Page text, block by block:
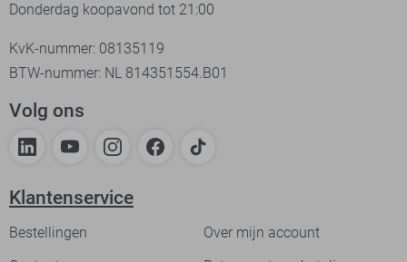
Donderdag koopavond tot 21:00
KvK-nummer: 08135119
BTW-nummer: NL 814351554.B01
Volg ons
Klantenservice
Bestellingen
Over mijn account